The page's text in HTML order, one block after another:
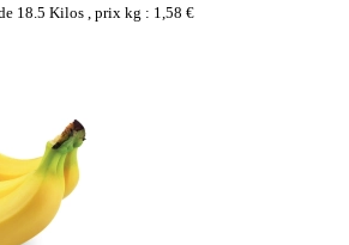
18.5 Kilos , prix kg : 1,58 €